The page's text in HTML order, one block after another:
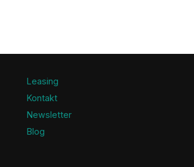
Leasing
Kontakt
Newsletter
Blog